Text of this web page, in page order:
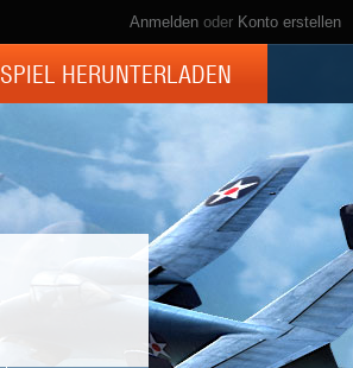
Anmelden oder Konto erstellen
SPIEL HERUNTERLADEN